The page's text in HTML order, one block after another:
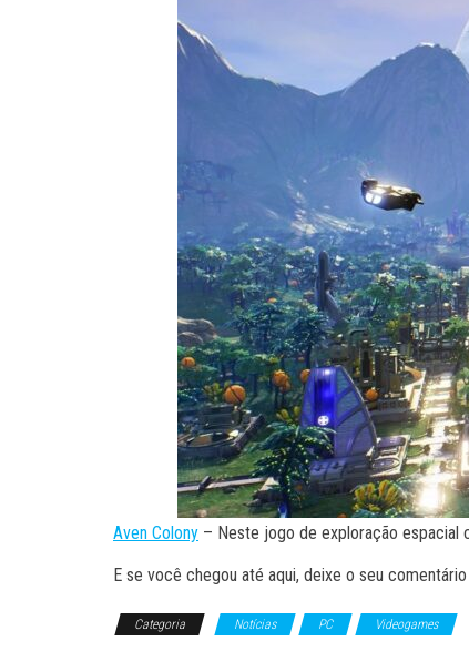
Aven Colony – Neste jogo de exploração espacial
E se você chegou até aqui, deixe o seu
Categoria Notícias PC Videogames